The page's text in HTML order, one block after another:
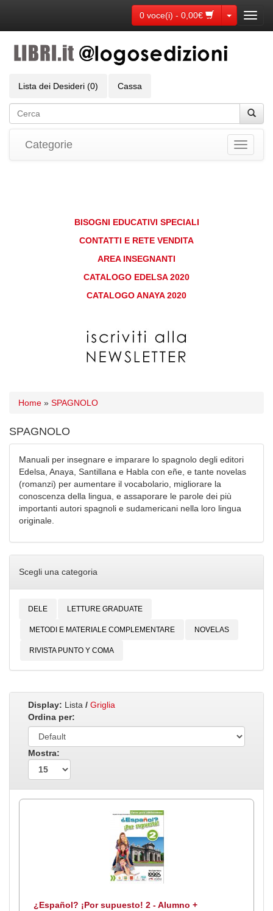
0 voce(i) - 0,00€ Toggle
Lista dei Desideri (0) Cassa
Toggle
Categorie
BISOGNI EDUCATIVI SPECIALI
CONTATTI E RETE VENDITA
AREA INSEGNANTI
CATALOGO EDELSA 2020
CATALOGO ANAYA 2020
Home » SPAGNOLO
SPAGNOLO
Manuali per insegnare e imparare lo spagnolo degli editori
Edelsa, Anaya, Santillana e Habla con eñe, e tante novelas
(romanzi) per aumentare il vocabolario, migliorare la
conoscenza della lingua, e assaporare le parole dei più
importanti autori spagnoli e sudamericani nella loro lingua
originale.
Scegli una categoria
DELE LETTURE GRADUATE
METODI E MATERIALE COMPLEMENTARE NOVELAS
RIVISTA PUNTO Y COMA
Display: Lista / Griglia
Ordina per:
Mostra:
¿Español? ¡Por supuesto! 2 - Alumno +